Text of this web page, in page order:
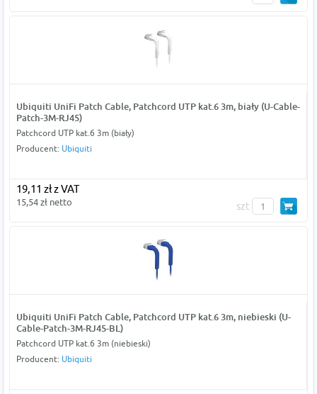
Ubiquiti UniFi Patch Cable, Patchcord UTP kat.6 3m, biały (U-Cable-
Patch-3M-RJ45)
Patchcord UTP kat.6 3m (biały)
Producent: Ubiquiti
19,11 zł z VAT
15,54 zł netto szt
Ubiquiti UniFi Patch Cable, Patchcord UTP kat.6 3m, niebieski (U-
Cable-Patch-3M-RJ45-BL)
Patchcord UTP kat.6 3m (niebieski)
Producent: Ubiquiti